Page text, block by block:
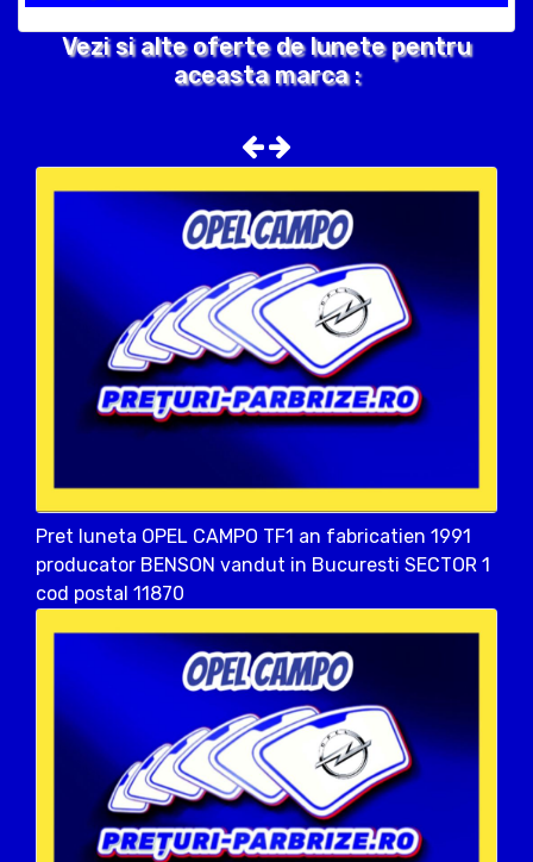
Vezi si alte oferte de lunete pentru
aceasta marca :
Pret luneta OPEL CAMPO TF1 an fabricatien 1991
producator BENSON vandut in Bucuresti SECTOR 1
cod postal 11870